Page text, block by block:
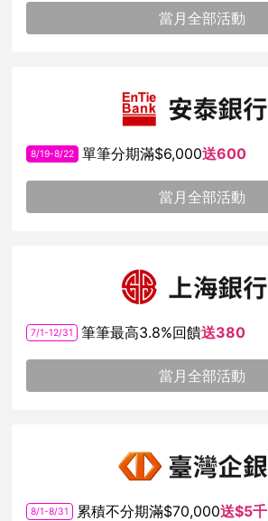
當月全部活動
8/19-8/22 單筆分期滿$6,000送600
當月全部活動
7/1-12/31 筆筆最高3.8%回饋送380
當月全部活動
8/1-8/31 累積不分期滿$70,000送$5千